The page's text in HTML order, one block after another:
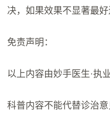
决，如果效果不显著最
免责声明：
以上内容由妙手医生·执
科普内容不能代替诊治